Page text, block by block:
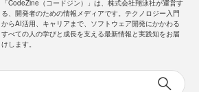
「CodeZine（コードジン）」は、株式会社翔泳社が運営す
る、開発者のための情報メディアです。テクノロジー入門
からAI活用、キャリアまで、ソフトウェア開発にかかわる
すべての人の学びと成長を支える最新情報と実践知をお届
けします。